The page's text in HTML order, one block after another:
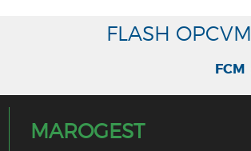
FLASH OPCVM
FCM :
MAROGEST